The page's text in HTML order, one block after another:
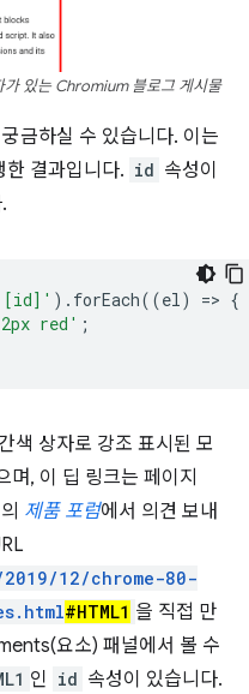
가 있는 Chromium 블로그 게시물
금하실 수 있습니다. 이는
결과입니다. id 속성이
). forEach((el) => {
red' ;
색 상자로 강조 표시된 모
며, 이 딥 링크는 페이지
제품 포럼에서 의견 보내
12/chrome-80-
#HTML1 을 직접 만
요소) 패널에서 볼 수
인 id 속성이 있습니다.